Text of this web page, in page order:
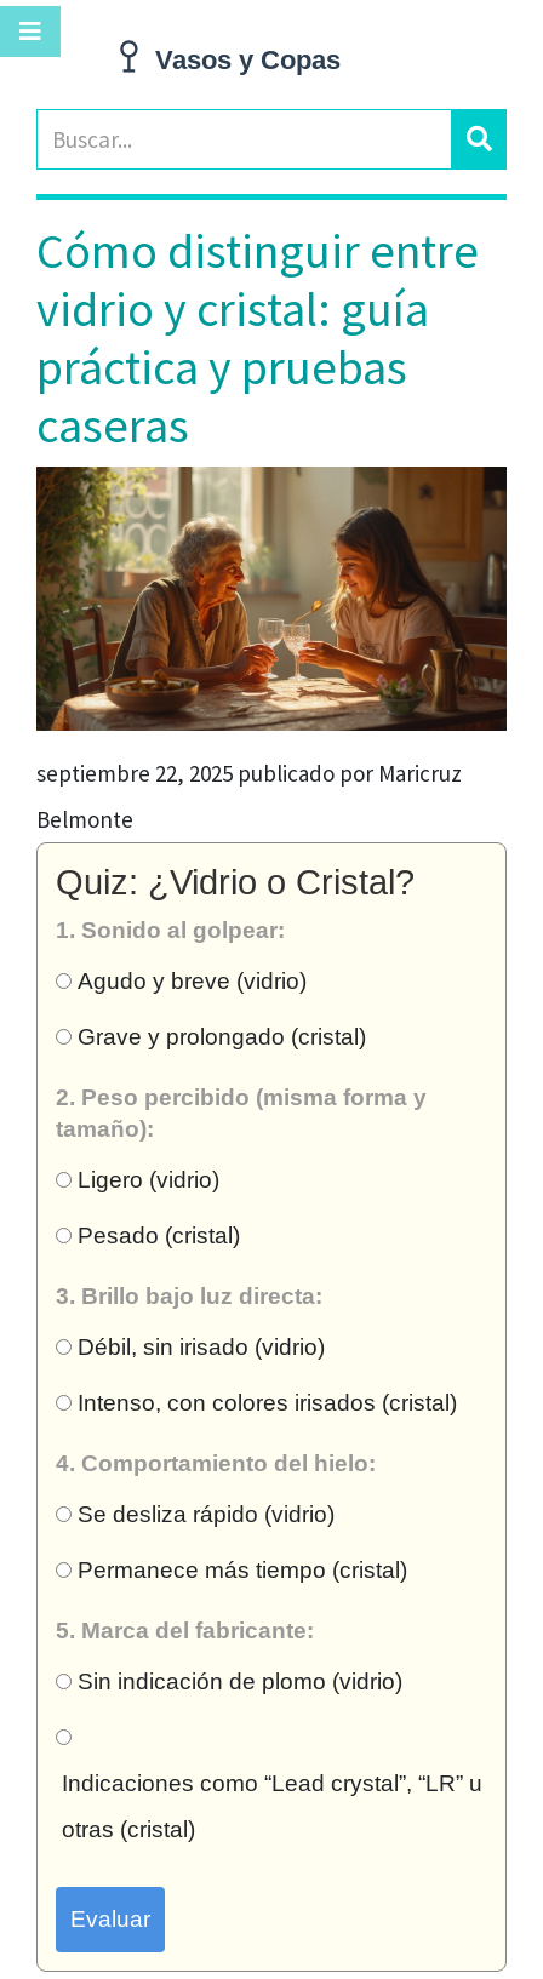
Cómo distinguir entre
vidrio y cristal: guía
práctica y pruebas
caseras
septiembre 22, 2025 publicado por Maricruz
Belmonte
Quiz: ¿Vidrio o Cristal?
1. Sonido al golpear:
Agudo y breve (vidrio)
Grave y prolongado (cristal)
2. Peso percibido (misma forma y
tamaño):
Ligero (vidrio)
Pesado (cristal)
3. Brillo bajo luz directa:
Débil, sin irisado (vidrio)
Intenso, con colores irisados (cristal)
4. Comportamiento del hielo:
Se desliza rápido (vidrio)
Permanece más tiempo (cristal)
5. Marca del fabricante:
Sin indicación de plomo (vidrio)
Indicaciones como “Lead crystal”, “LR” u
otras (cristal)
Evaluar